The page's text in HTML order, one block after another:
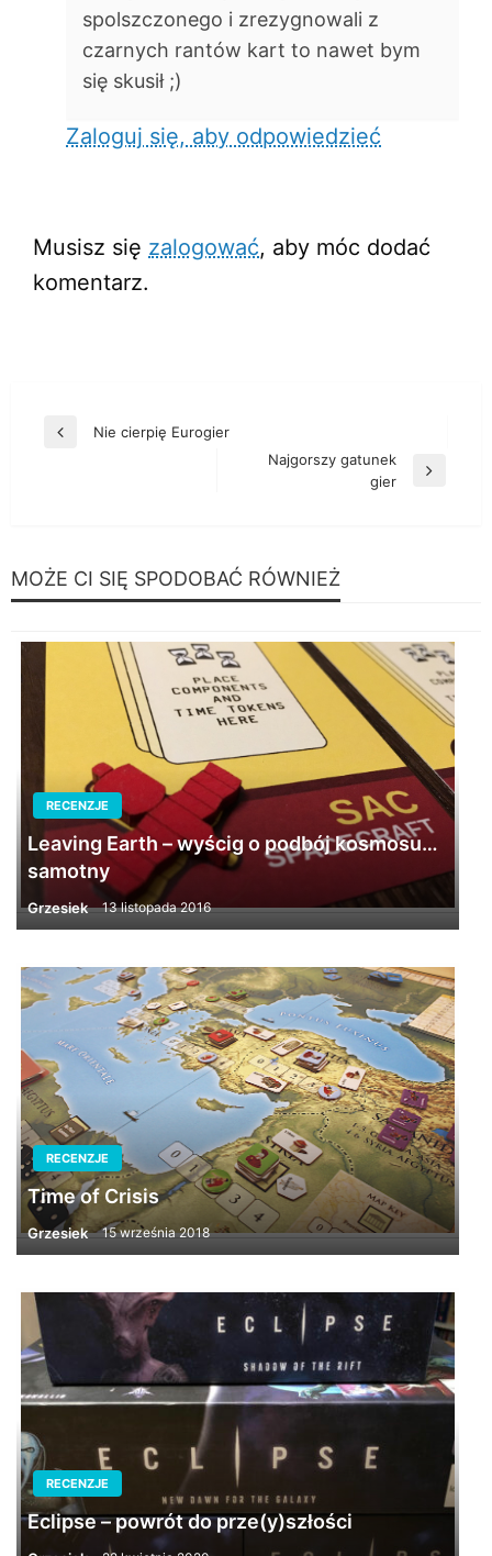
spolszczonego i zrezygnowali z
czarnych rantów kart to nawet bym
się skusił ;)
Zaloguj się, aby odpowiedzieć
Musisz się zalogować, aby móc dodać
komentarz.
Nawigacja
Poprzedni
Nie cierpię Eurogier
Najgorszy gatunek
gier
MOŻE CI SIĘ SPODOBAĆ RÓWNIEŻ
RECENZJE
Leaving Earth – wyścig o podbój kosmosu…
samotny
Grzesiek 13 listopada 2016
RECENZJE
Time of Crisis
Grzesiek 15 września 2018
RECENZJE
Eclipse – powrót do prze(y)szłości